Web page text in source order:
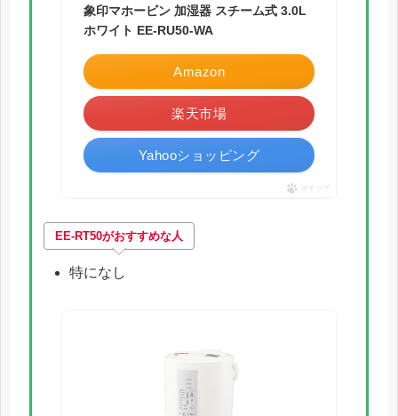
象印マホービン 加湿器 スチーム式 3.0L
ホワイト EE-RU50-WA
Amazon
楽天市場
Yahooショッピング
ポチップ
EE-RT50がおすすめな人
特になし